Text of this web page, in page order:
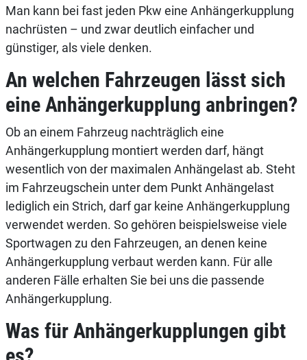
Man kann bei fast jeden Pkw eine Anhängerkupplung
nachrüsten – und zwar deutlich einfacher und
günstiger, als viele denken.
An welchen Fahrzeugen lässt sich
eine Anhängerkupplung anbringen?
Ob an einem Fahrzeug nachträglich eine
Anhängerkupplung montiert werden darf, hängt
wesentlich von der maximalen Anhängelast ab. Steht
im Fahrzeugschein unter dem Punkt Anhängelast
lediglich ein Strich, darf gar keine Anhängerkupplung
verwendet werden. So gehören beispielsweise viele
Sportwagen zu den Fahrzeugen, an denen keine
Anhängerkupplung verbaut werden kann. Für alle
anderen Fälle erhalten Sie bei uns die passende
Anhängerkupplung.
Was für Anhängerkupplungen gibt